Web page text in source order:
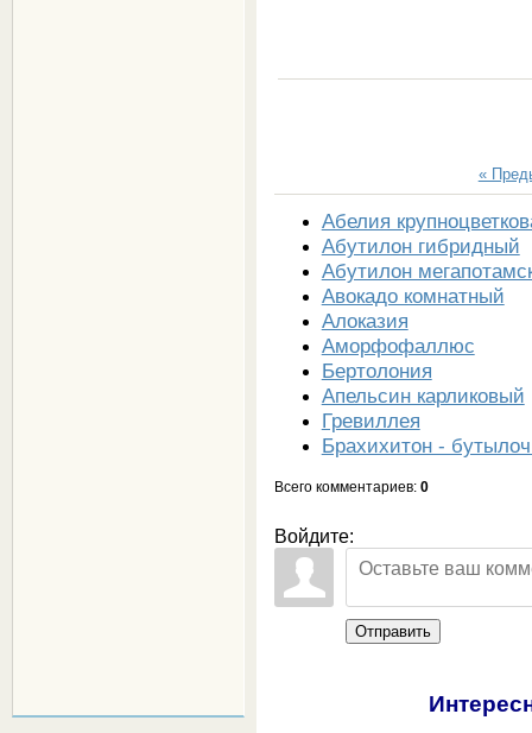
«
Абелия
Абутилон гибридный
Абутилон
Авокадо комнатный
Алоказия
Аморфофаллюс
Бертолония
Апельсин карликовый
Гревиллея
Брахихитон -
Всего комментариев: 0
Войдите:
Отправить